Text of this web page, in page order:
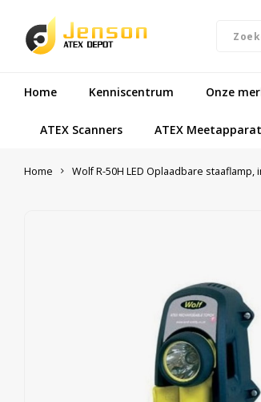
Home Kenniscentrum Onze
ATEX Scanners ATEX
Home Wolf R-50H LED Oplaadbare staaflamp,